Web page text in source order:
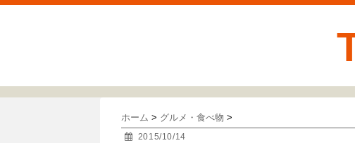
ホーム > グルメ・食べ物 >
2015/10/14